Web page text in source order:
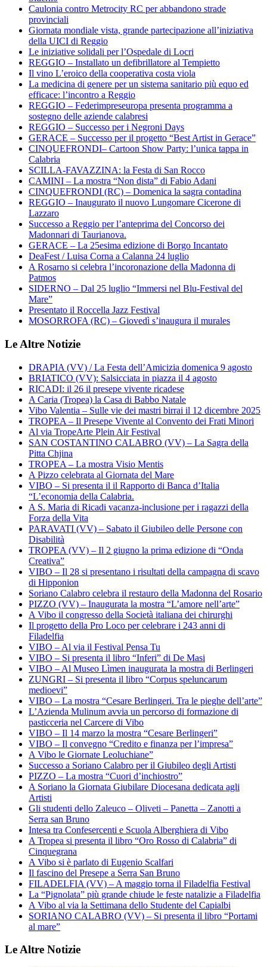
Caulonia contro Metrocity RC per abbandono strade
provinciali
Giornata mondiale vista, grande partecipazione all’iniziativa
della UICI di Reggio
Le iniziative solidali per l’Ospedale di Locri
REGGIO – Installato un defibrillatore al Tempietto
Il vino L’eroico della cooperativa costa viola
La medicina di genere per un sistema sanitario più equo ed
efficace: l’incontro a Reggio
REGGIO – Federimpreseuropa presenta programma a
sostegno delle aziende calabresi
REGGIO – Successo per i Negroni Days
GERACE – Successo per il progetto “Best Artist in Gerace”
CINQUEFRONDI– Cartoon Show Party: l’unica tappa in
Calabria
SCILLA-FAVAZZINA: la Festa di San Rocco
CAMINI – La mostra “Non dista” di Fabio Adani
CINQUEFRONDI (RC) – Domenica la sagra contadina
REGGIO – Inaugurato il nuovo Lungomare Cicerone di
Lazzaro
Successo a Reggio per l’anteprima del Concorso dei
Madonnari di Taurianova.
GERACE – La 25esima edizione di Borgo Incantato
DeaFest / Luisa Corna a Calanna 24 luglio
A Rosarno si celebra l’incoronazione della Madonna di
Patmos
SIDERNO – Dal 25 luglio “Immersi nel Blu-Festival del
Mare”
Presentato il Roccella Jazz Festival
MOSORROFA (RC) – Giovedì s’inaugura il murales
Le Altre Notizie
DRAPIA (VV) / La Festa dell’Amicizia domenica 9 agosto
BRIATICO (VV): Salsicciata in piazza il 4 agosto
RICADI: il 26 il presepe vivente ricadese
A Caria (Tropea) la Casa di Babbo Natale
Vibo Valentia – Sulle vie dei mastri birrai il 12 dicembre 2025
TROPEA – Il Presepe Vivente al Convento dei Frati Minori
Al via TropeArte Plein Air Festival
SAN COSTANTINO CALABRO (VV) – La Sagra della
Pitta Chjina
TROPEA – La mostra Visio Mentis
A Pizzo celebrata al Giornata del Mare
VIBO – Si presenta il il Rapporto di Banca d’Italia
“L’economia della Calabria.
A S. Maria di Ricadi vacanza-inclusione per i ragazzi della
Forza della Vita
PARAVATI (VV) – Sabato il Giubileo delle Persone con
Disabilità
TROPEA (VV) – Il 2 giugno la prima edizione di “Onda
Creativa”
VIBO – Il 28 si presentano i risultati della campagna di scavo
di Hipponion
Soriano Calabro celebra il restauro della Madonna del Rosario
PIZZO (VV) – Inaugurata la mostra “L’amore nell’arte”
A Vibo il congresso della Società italiana dei chirurghi
Il progetto della Pro Loco per celebrare i 243 anni di
Filadelfia
VIBO – Al via il Festival Pensa Tu
VIBO – Si presenta il libro “Inferi” di De Masi
VIBO – Al Museo Lìmen inaugurata la mostra di Berlingeri
ZUNGRI – Si presenta il libro “Corpus speluncarum
medioevi”
VIBO – La mostra “Cesare Berlingeri. Tra le pieghe dell’arte”
L’Azienda Mulinum avvia un percorso di formazione di
pasticceria nel Carcere di Vibo
VIBO – Il 14 marzo la mostra “Cesare Berlingeri”
VIBO – Il convegno “Credito e finanza per l’impresa”
A Vibo le Giornate Leoluchiane”
Successo a Soriano Calabro per il Giubileo degli Artisti
PIZZO – La mostra “Cuori d’inchiostro”
A Soriano la Giornata Giubilare Diocesana dedicata agli
Artisti
Gli studenti dello Zaleuco – Oliveti – Panetta – Zanotti a
Serra san Bruno
Intesa tra Confesercenti e Scuola Alberghiera di Vibo
A Tropea si presenta il libro “Oro Rosso di Calabria” di
Cinquegrana
A Vibo si è parlato di Eugenio Scalfari
Il fascino del Presepe a Serra San Bruno
FILADELFIA (VV) – A maggio torna il Filadelfia Festival
La “Pignolata” più grande chiude le feste natalizie a Filadelfia
A Vibo al via la Settimana dello Studente del Capialbi
SORIANO CALABRO (VV) – Si presenta il libro “Portami
al mare”
Le Altre Notizie